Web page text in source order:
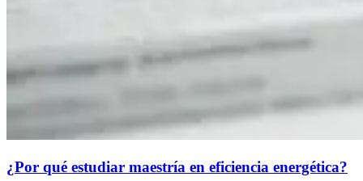
¿Por qué estudiar maestría en eficiencia energética?